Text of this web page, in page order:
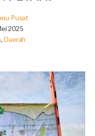
Pusat
2025
, Daerah